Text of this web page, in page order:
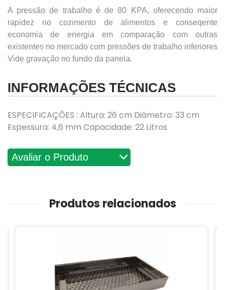
A pressão de trabalho é de 80 KPA, oferecendo maior
rapidez no cozimento de alimentos e conseqente
economia de energia em comparação com outras
existentes no mercado com pressões de trabalho inferiores
Vide gravação no fundo da panela.
INFORMAÇÕES TÉCNICAS
ESPECIFICAÇÕES : Altura: 26 cm Diâmetro: 33 cm
Espessura: 4,6 mm Capacidade: 22 Litros
Avaliações
Produtos relacionados